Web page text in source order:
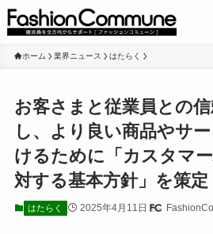
ホーム 業界ニュース はたらく
お客さまと従業員との
し、より良い商品やサ
けるために「カスタマ
対する基本方針」を策定
はたらく 2025年4月11日